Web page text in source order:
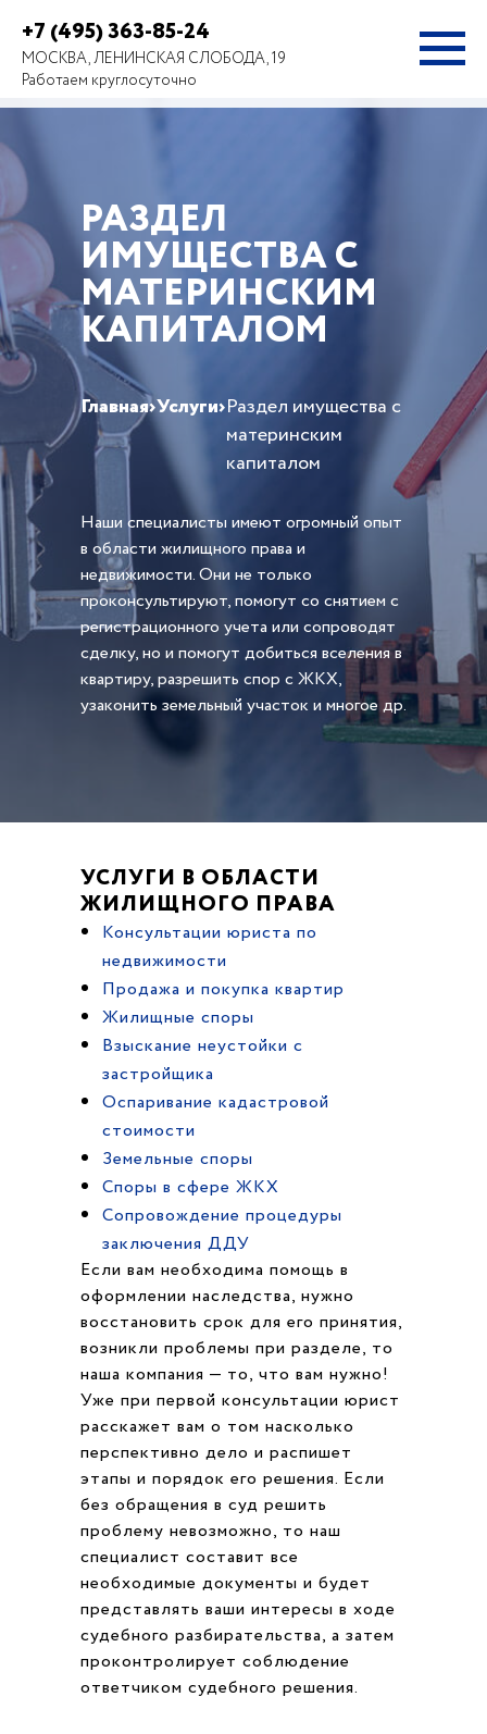
+7 (495) 363-85-24
МОСКВА, ЛЕНИНСКАЯ СЛОБОДА, 19
Работаем круглосуточно
РАЗДЕЛ
ИМУЩЕСТВА С
МАТЕРИНСКИМ
КАПИТАЛОМ
Главная›Услуги›Раздел имущества с
материнским
капиталом
Наши специалисты имеют огромный опыт
в области жилищного права и
недвижимости. Они не только
проконсультируют, помогут со снятием с
регистрационного учета или сопроводят
сделку, но и помогут добиться вселения в
квартиру, разрешить спор с ЖКХ,
узаконить земельный участок и многое др.
УСЛУГИ В ОБЛАСТИ
ЖИЛИЩНОГО ПРАВА
Консультации юриста по
недвижимости
Продажа и покупка квартир
Жилищные споры
Взыскание неустойки с
застройщика
Оспаривание кадастровой
стоимости
Земельные споры
Споры в сфере ЖКХ
Cопровождение процедуры
заключения ДДУ
Если вам необходима помощь в
оформлении наследства, нужно
восстановить срок для его принятия,
возникли проблемы при разделе, то
наша компания — то, что вам нужно!
Уже при первой консультации юрист
расскажет вам о том насколько
перспективно дело и распишет
этапы и порядок его решения. Если
без обращения в суд решить
проблему невозможно, то наш
специалист составит все
необходимые документы и будет
представлять ваши интересы в ходе
судебного разбирательства, а затем
проконтролирует соблюдение
ответчиком судебного решения.